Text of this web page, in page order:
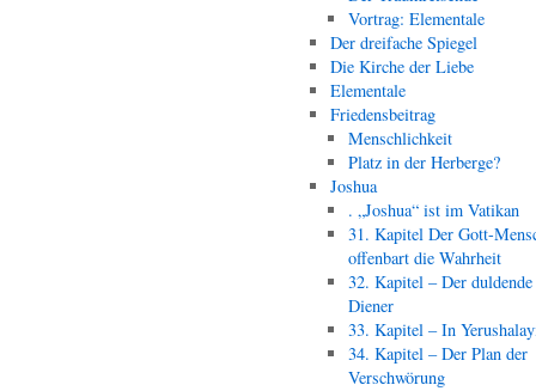
Vortrag: Elementale
Der dreifache Spiegel
Die Kirche der Liebe
Elementale
Friedensbeitrag
Menschlichkeit
Platz in der Herberge?
Joshua
. „Joshua“ ist im Vatikan
31. Kapitel Der Gott-
offenbart die Wahrheit
32. Kapitel – Der duldende
Diener
33. Kapitel – In
34. Kapitel – Der Plan der
Verschwörung